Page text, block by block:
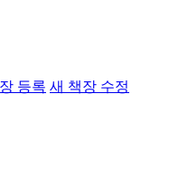
등록 새 책장 수정